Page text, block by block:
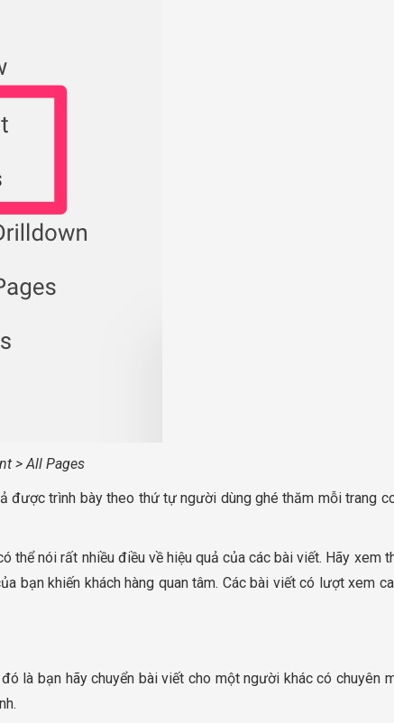
> All Pages
trình bày theo thứ tự người dùng ghé thăm mỗi trang
nói rất nhiều điều về hiệu quả của các bài viết. Hãy xem
bạn khiến khách hàng quan tâm. Các bài viết có lượt xem
là bạn hãy chuyển bài viết cho một người khác có chuyên